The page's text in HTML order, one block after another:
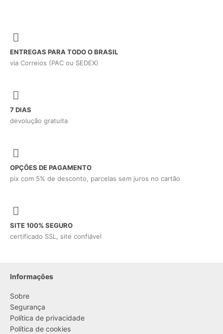
ENTREGAS PARA TODO O BRASIL
via Correios (PAC ou SEDEX)
7 DIAS
devolução gratuita
OPÇÕES DE PAGAMENTO
pix com 5% de desconto, parcelas sem juros no cartão
SITE 100% SEGURO
certificado SSL, site confiável
Informações
Sobre
Segurança
Política de privacidade
Política de cookies